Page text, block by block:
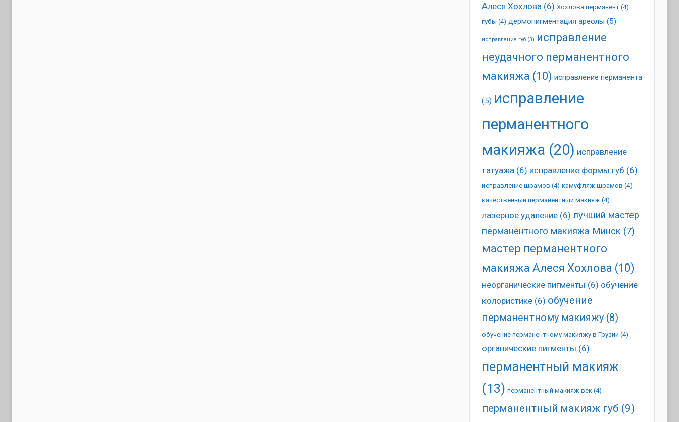
Алеся Хохлова(6) Хохлова перманент(4)
губы (4) дермопигментация ареолы (5)
исправление губ(3) исправление
неудачного перманентного
макияжа (10) исправление перманента
(5) исправление
перманентного
макияжа (20) исправление
татуажа(6) исправление формы губ (6)
исправление шрамов (4) камуфляж шрамов (4)
качественный перманентный макияж (4)
лазерное удаление(6) лучший мастер
перманентного макияжа Минск (7)
мастер перманентного
макияжа Алеся Хохлова (10)
неорганические пигменты (6) обучение
колористике(6) обучение
перманентному макияжу(8)
обучение перманентному макияжу в Грузии (4)
органические пигменты (6)
перманентный макияж
(13) перманентный макияж век(4)
перманентный макияж губ (9)